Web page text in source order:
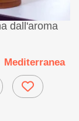
Una
dall'aroma
Mediterranea